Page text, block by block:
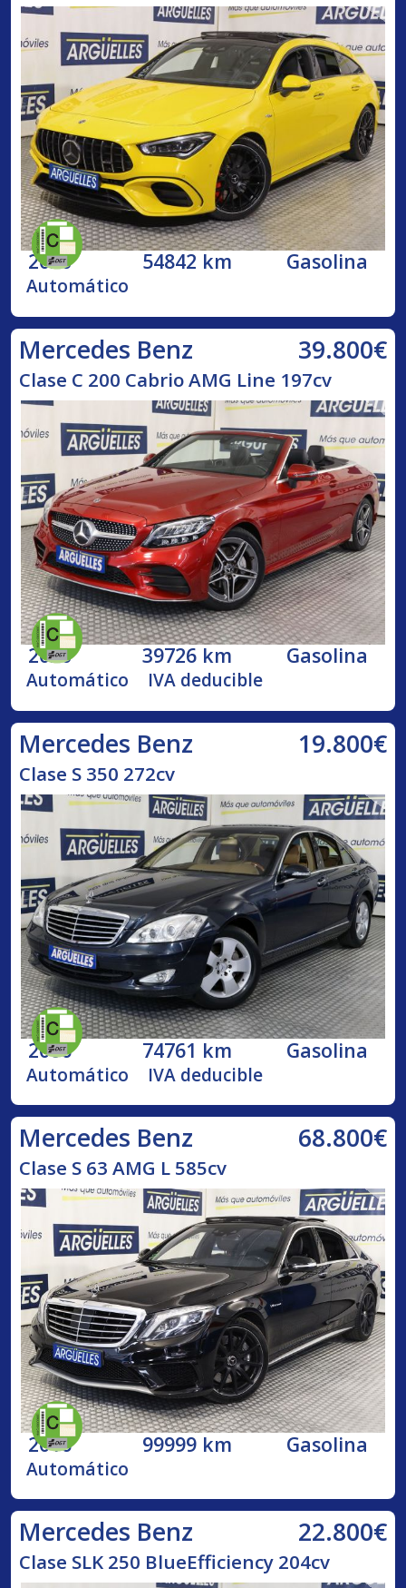
2020 54842 km Gasolina
Automático
Mercedes Benz 39.800€
Clase C 200 Cabrio AMG Line 197cv
2020 39726 km Gasolina
Automático IVA deducible
Mercedes Benz 19.800€
Clase S 350 272cv
2006 74761 km Gasolina
Automático IVA deducible
Mercedes Benz 68.800€
Clase S 63 AMG L 585cv
2016 99999 km Gasolina
Automático
Mercedes Benz 22.800€
Clase SLK 250 BlueEfficiency 204cv